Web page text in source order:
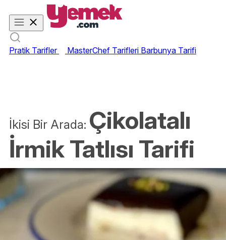
Pratik Tarifler MasterChef Tarifleri Barbunya Tarifi
İkisi Bir Arada: Çikolatalı
İrmik Tatlısı Tarifi